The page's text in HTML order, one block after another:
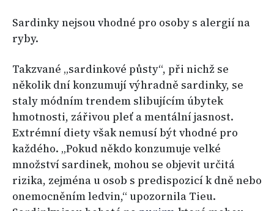
Sardinky nejsou vhodné pro osoby s alergií na
ryby.
Takzvané „sardinkové půsty“, při nichž se
několik dní konzumují výhradně sardinky, se
staly módním trendem slibujícím úbytek
hmotnosti, zářivou pleť a mentální jasnost.
Extrémní diety však nemusí být vhodné pro
každého. „Pokud někdo konzumuje velké
množství sardinek, mohou se objevit určitá
rizika, zejména u osob s predispozicí k dně nebo
onemocněním ledvin,“ upozornila Tieu.